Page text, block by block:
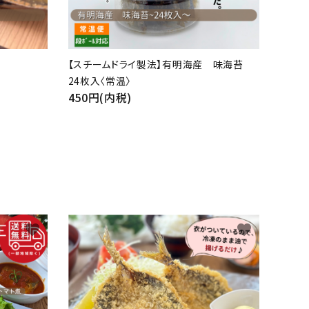
【スチームドライ製法】有明海産 味海苔
24枚入〈常温〉
450円(内税)
favorite favorite